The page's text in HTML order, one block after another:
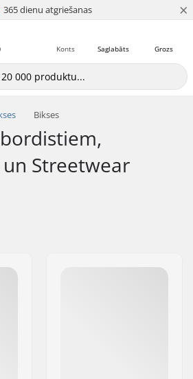
365 dienu atgriešanas
4.8 no 5 ×
Grozs
Saglabāts
Konts
Bikses
Streetwear